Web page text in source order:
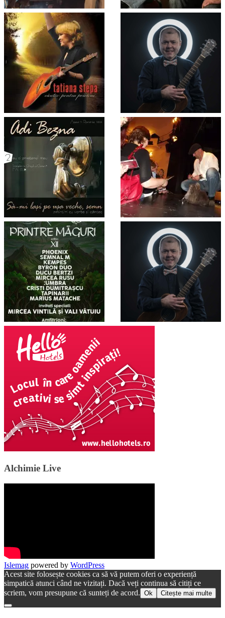
Alchimie Live
Islemag powered by WordPress
Acest site folosește cookies ca să vă putem oferi o experiență
simpatică atunci când ne vizitați. Dacă veți continua să citiți ce
scriem, vom presupune că sunteți de acord. Ok Citește mai multe